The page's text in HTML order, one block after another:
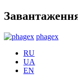
phagex
RU
UA
EN